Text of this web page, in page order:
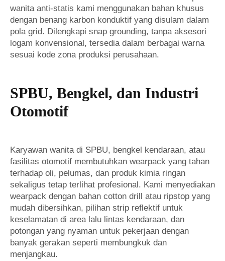
wanita anti-statis kami menggunakan bahan khusus
dengan benang karbon konduktif yang disulam dalam
pola grid. Dilengkapi snap grounding, tanpa aksesori
logam konvensional, tersedia dalam berbagai warna
sesuai kode zona produksi perusahaan.
SPBU, Bengkel, dan Industri
Otomotif
Karyawan wanita di SPBU, bengkel kendaraan, atau
fasilitas otomotif membutuhkan wearpack yang tahan
terhadap oli, pelumas, dan produk kimia ringan
sekaligus tetap terlihat profesional. Kami menyediakan
wearpack dengan bahan cotton drill atau ripstop yang
mudah dibersihkan, pilihan strip reflektif untuk
keselamatan di area lalu lintas kendaraan, dan
potongan yang nyaman untuk pekerjaan dengan
banyak gerakan seperti membungkuk dan
menjangkau.